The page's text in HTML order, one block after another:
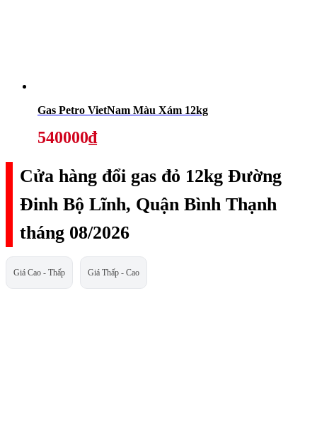
Gas Petro VietNam Màu Xám 12kg
540000₫
Cửa hàng đổi gas đỏ 12kg Đường
Đinh Bộ Lĩnh, Quận Bình Thạnh
tháng 08/2026
Giá Cao - Thấp Giá Thấp - Cao